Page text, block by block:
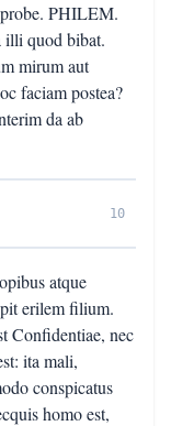
PHILEM.
illi quod bibat.
mirum aut
faciam postea?
da ab
10
atque
erilem filium.
Confidentiae, nec
ita mali,
conspicatus
homo est,